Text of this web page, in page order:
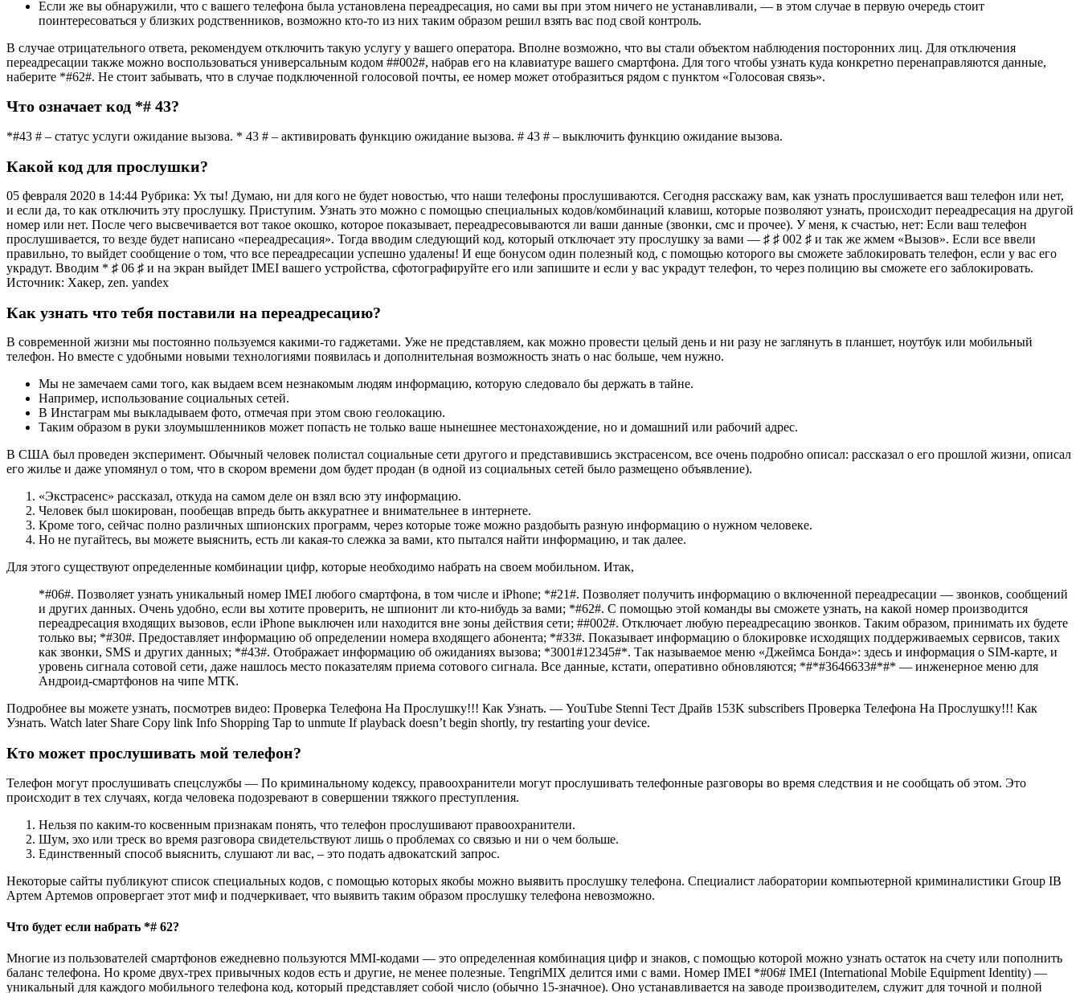
Если же вы обнаружили, что с вашего телефона была установлена переадресация, но сами вы при этом ничего не устанавливали, — в этом случае в первую очередь стоит
поинтересоваться у близких родственников, возможно кто-то из них таким образом решил взять вас под свой контроль.
В случае отрицательного ответа, рекомендуем отключить такую услугу у вашего оператора. Вполне возможно, что вы стали объектом наблюдения посторонних лиц. Для отключения
переадресации также можно воспользоваться универсальным кодом ##002#, набрав его на клавиатуре вашего смартфона. Для того чтобы узнать куда конкретно перенаправляются данные,
наберите *#62#. Не стоит забывать, что в случае подключенной голосовой почты, ее номер может отобразиться рядом с пунктом «Голосовая связь».
Что означает код *# 43?
*#43 # – статус услуги ожидание вызова. * 43 # – активировать функцию ожидание вызова. # 43 # – выключить функцию ожидание вызова.
Какой код для прослушки?
05 февраля 2020 в 14:44 Рубрика: Ух ты! Думаю, ни для кого не будет новостью, что наши телефоны прослушиваются. Сегодня расскажу вам, как узнать прослушивается ваш телефон или нет,
и если да, то как отключить эту прослушку. Приступим. Узнать это можно с помощью специальных кодов/комбинаций клавиш, которые позволяют узнать, происходит переадресация на другой
номер или нет. После чего высвечивается вот такое окошко, которое показывает, переадресовываются ли ваши данные (звонки, смс и прочее). У меня, к счастью, нет: Если ваш телефон
прослушивается, то везде будет написано «переадресация». Тогда вводим следующий код, который отключает эту прослушку за вами — ♯ ♯ 002 ♯ и так же жмем «Вызов». Если все ввели
правильно, то выйдет сообщение о том, что все переадресации успешно удалены! И еще бонусом один полезный код, с помощью которого вы сможете заблокировать телефон, если у вас его
украдут. Вводим * ♯ 06 ♯ и на экран выйдет IMEI вашего устройства, сфотографируйте его или запишите и если у вас украдут телефон, то через полицию вы сможете его заблокировать.
Источник: Хакер, zen. yandex
Как узнать что тебя поставили на переадресацию?
В современной жизни мы постоянно пользуемся какими-то гаджетами. Уже не представляем, как можно провести целый день и ни разу не заглянуть в планшет, ноутбук или мобильный
телефон. Но вместе с удобными новыми технологиями появилась и дополнительная возможность знать о нас больше, чем нужно.
Мы не замечаем сами того, как выдаем всем незнакомым людям информацию, которую следовало бы держать в тайне.
Например, использование социальных сетей.
В Инстаграм мы выкладываем фото, отмечая при этом свою геолокацию.
Таким образом в руки злоумышленников может попасть не только ваше нынешнее местонахождение, но и домашний или рабочий адрес.
В США был проведен эксперимент. Обычный человек полистал социальные сети другого и представившись экстрасенсом, все очень подробно описал: рассказал о его прошлой жизни, описал
его жилье и даже упомянул о том, что в скором времени дом будет продан (в одной из социальных сетей было размещено объявление).
«Экстрасенс» рассказал, откуда на самом деле он взял всю эту информацию.
Человек был шокирован, пообещав впредь быть аккуратнее и внимательнее в интернете.
Кроме того, сейчас полно различных шпионских программ, через которые тоже можно раздобыть разную информацию о нужном человеке.
Но не пугайтесь, вы можете выяснить, есть ли какая-то слежка за вами, кто пытался найти информацию, и так далее.
Для этого существуют определенные комбинации цифр, которые необходимо набрать на своем мобильном. Итак,
*#06#. Позволяет узнать уникальный номер IMEI любого смартфона, в том числе и iPhone; *#21#. Позволяет получить информацию о включенной переадресации — звонков, сообщений
и других данных. Очень удобно, если вы хотите проверить, не шпионит ли кто-нибудь за вами; *#62#. С помощью этой команды вы сможете узнать, на какой номер производится
переадресация входящих вызовов, если iPhone выключен или находится вне зоны действия сети; ##002#. Отключает любую переадресацию звонков. Таким образом, принимать их будете
только вы; *#30#. Предоставляет информацию об определении номера входящего абонента; *#33#. Показывает информацию о блокировке исходящих поддерживаемых сервисов, таких
как звонки, SMS и других данных; *#43#. Отображает информацию об ожиданиях вызова; *3001#12345#*. Так называемое меню «Джеймса Бонда»: здесь и информация о SIM-карте, и
уровень сигнала сотовой сети, даже нашлось место показателям приема сотового сигнала. Все данные, кстати, оперативно обновляются; *#*#3646633#*#* — инженерное меню для
Андроид-смартфонов на чипе МТК.
Подробнее вы можете узнать, посмотрев видео: Проверка Телефона На Прослушку!!! Как Узнать. — YouTube Stenni Тест Драйв 153K subscribers Проверка Телефона На Прослушку!!! Как
Узнать. Watch later Share Copy link Info Shopping Tap to unmute If playback doesn’t begin shortly, try restarting your device.
Кто может прослушивать мой телефон?
Телефон могут прослушивать спецслужбы — По криминальному кодексу, правоохранители могут прослушивать телефонные разговоры во время следствия и не сообщать об этом. Это
происходит в тех случаях, когда человека подозревают в совершении тяжкого преступления.
Нельзя по каким-то косвенным признакам понять, что телефон прослушивают правоохранители.
Шум, эхо или треск во время разговора свидетельствуют лишь о проблемах со связью и ни о чем больше.
Единственный способ выяснить, слушают ли вас, – это подать адвокатский запрос.
Некоторые сайты публикуют список специальных кодов, с помощью которых якобы можно выявить прослушку телефона. Специалист лаборатории компьютерной криминалистики Group IB
Артем Артемов опровергает этот миф и подчеркивает, что выявить таким образом прослушку телефона невозможно.
Что будет если набрать *# 62?
Многие из пользователей смартфонов ежедневно пользуются MMI-кодами — это определенная комбинация цифр и знаков, с помощью которой можно узнать остаток на счету или пополнить
баланс телефона. Но кроме двух-трех привычных кодов есть и другие, не менее полезные. TengriMIX делится ими с вами. Номер IMEI *#06# IMEI (International Mobile Equipment Identity) —
уникальный для каждого мобильного телефона код, который представляет собой число (обычно 15-значное). Оно устанавливается на заводе производителем, служит для точной и полной